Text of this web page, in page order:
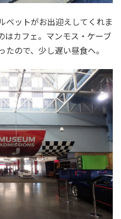
ベットがお出迎えしてくれま
はカフェ。マンモス・ケーブ
ので、少し遅い昼食へ。